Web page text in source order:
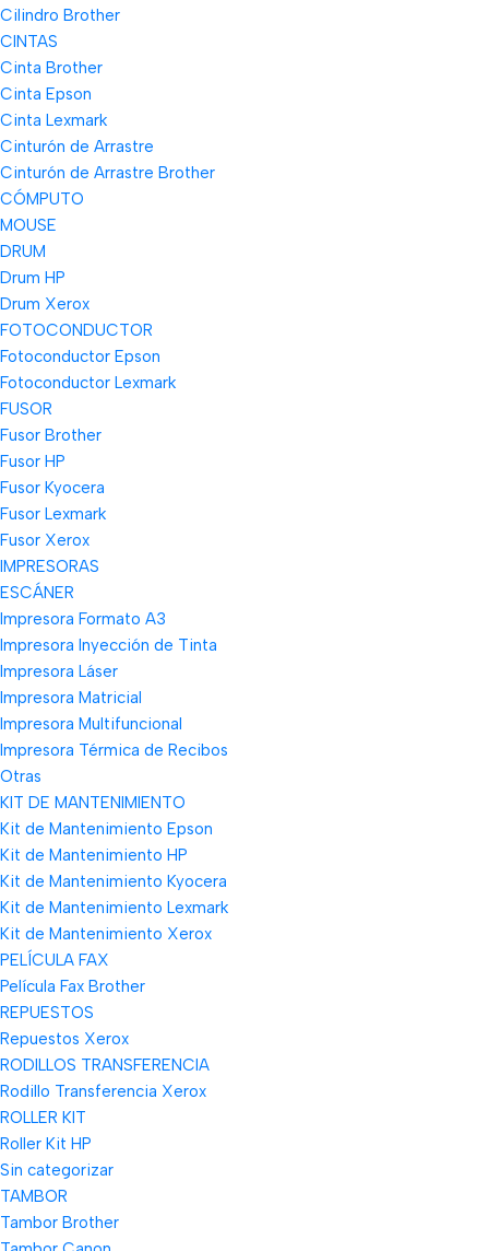
Cilindro Brother
CINTAS
Cinta Brother
Cinta Epson
Cinta Lexmark
Cinturón de Arrastre
Cinturón de Arrastre Brother
CÓMPUTO
MOUSE
DRUM
Drum HP
Drum Xerox
FOTOCONDUCTOR
Fotoconductor Epson
Fotoconductor Lexmark
FUSOR
Fusor Brother
Fusor HP
Fusor Kyocera
Fusor Lexmark
Fusor Xerox
IMPRESORAS
ESCÁNER
Impresora Formato A3
Impresora Inyección de Tinta
Impresora Láser
Impresora Matricial
Impresora Multifuncional
Impresora Térmica de Recibos
Otras
KIT DE MANTENIMIENTO
Kit de Mantenimiento Epson
Kit de Mantenimiento HP
Kit de Mantenimiento Kyocera
Kit de Mantenimiento Lexmark
Kit de Mantenimiento Xerox
PELÍCULA FAX
Película Fax Brother
REPUESTOS
Repuestos Xerox
RODILLOS TRANSFERENCIA
Rodillo Transferencia Xerox
ROLLER KIT
Roller Kit HP
Sin categorizar
TAMBOR
Tambor Brother